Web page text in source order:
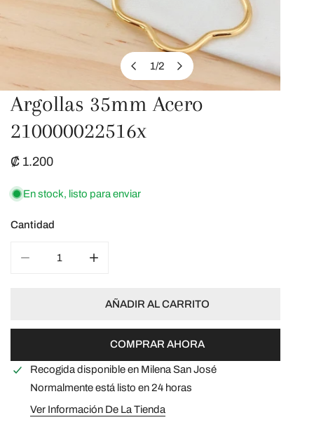
1/
de
2
ABRIR ELEMENTO MULTIMEDIA EN LA VISTA DE GALERÍA
Argollas 35mm Acero
210000022516x
Precio
₡ 1.200
En stock, listo para enviar
Cantidad
AÑADIR AL CARRITO
COMPRAR AHORA
Recogida disponible en Milena San José
Normalmente está listo en 24 horas
Ver Información De La Tienda